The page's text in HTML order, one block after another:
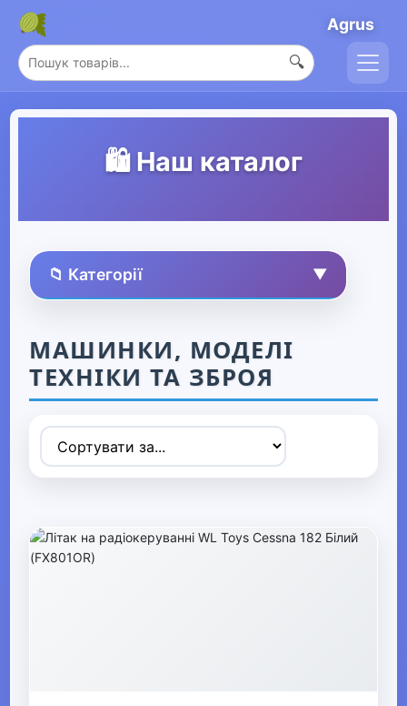
Agrus
🔍
🛍️ Наш каталог
📁 Категорії ▼
▶ Спорт та захоплення
▶
МАШИНКИ, МОДЕЛІ
ТЕХНІКИ ТА ЗБРОЯ